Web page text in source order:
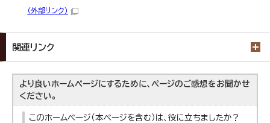
（外部リンク）
関連リンク
より良いホームページにするために、ページのご感想をお聞かせ
ください。
このホームページ（本ページを含む）は、役に立ちましたか？